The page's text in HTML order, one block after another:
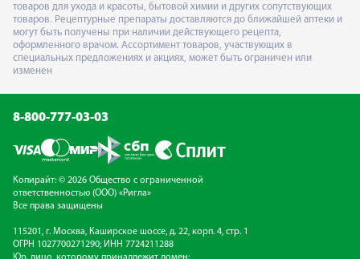
товаров для ухода и красоты, бытовой химии и других сопутствующих
товаров. Рецептурные препараты доставляются до ближайшей аптеки и
могут быть получены при наличии действующего рецепта,
оформленного врачом. Ассортимент товаров, участвующих в
специальных предложениях и акциях, может быть ограничен или
изменен
8-800-777-03-03
Копирайт: © 2026 Общество с ограниченной
ответственностью (ООО) «Ригла»
Все права защищены
115201, г. Москва, Каширское шоссе, д. 22, корп. 4, стр. 1
ОГРН 1027700271290; ИНН 7724211288